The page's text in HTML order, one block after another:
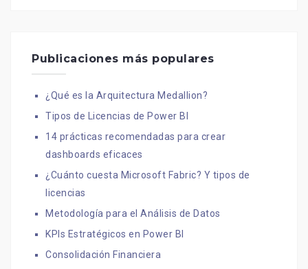
Publicaciones más populares
¿Qué es la Arquitectura Medallion?
Tipos de Licencias de Power BI
14 prácticas recomendadas para crear
dashboards eficaces
¿Cuánto cuesta Microsoft Fabric? Y tipos de
licencias
Metodología para el Análisis de Datos
KPIs Estratégicos en Power BI
Consolidación Financiera